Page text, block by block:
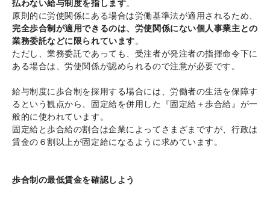
払わない給与制度を指します。
原則的に労使関係にある場合は労働基準法が適用されるため、
完全歩合制が適用できるのは、労使関係にない個人事業主との
業務委託などに限られています。
ただし、業務委託であっても、受注者が発注者の指揮命令下に
ある場合は、労使関係が認められるので注意が必要です。
給与制度に歩合制を採用する場合には、労働者の生活を保障す
るという観点から、固定給を併用した『固定給＋歩合給』が一
般的に使われています。
固定給と歩合給の割合は企業によってさまざまですが、行政は
賃金の６割以上が固定給になるように求めています。
歩合制の最低賃金を確認しよう